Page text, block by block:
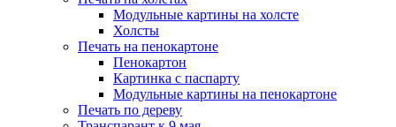
Модульные картины на холсте
Холсты
Печать на пенокартоне
Пенокартон
Картинка с паспарту
Модульные картины на пенокартоне
Печать по дереву